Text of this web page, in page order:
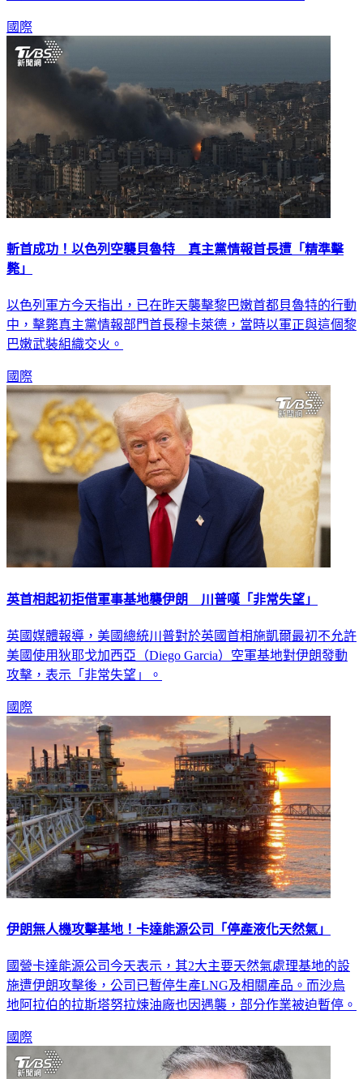
國際
斬首成功！以色列空襲貝魯特 真主黨情報首長遭「精準擊
斃」
以色列軍方今天指出，已在昨天襲擊黎巴嫩首都貝魯特的行動
中，擊斃真主黨情報部門首長穆卡萊德，當時以軍正與這個黎
巴嫩武裝組織交火。
國際
英首相起初拒借軍事基地襲伊朗 川普嘆「非常失望」
英國媒體報導，美國總統川普對於英國首相施凱爾最初不允許
美國使用狄耶戈加西亞（Diego Garcia）空軍基地對伊朗發動
攻擊，表示「非常失望」。
國際
伊朗無人機攻擊基地！卡達能源公司「停產液化天然氣」
國營卡達能源公司今天表示，其2大主要天然氣處理基地的設
施遭伊朗攻擊後，公司已暫停生產LNG及相關產品。而沙烏
地阿拉伯的拉斯塔努拉煉油廠也因遇襲，部分作業被迫暫停。
國際